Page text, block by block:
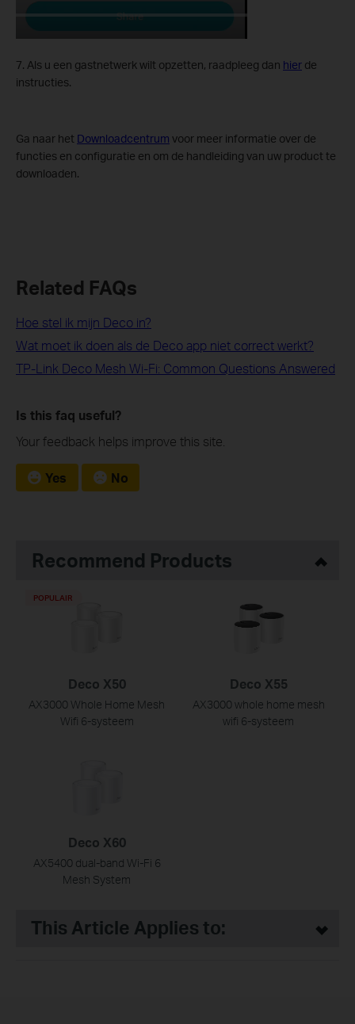
7. Als u een gastnetwerk wilt opzetten, raadpleeg dan hier de
instructies.
Ga naar het ​ Downloadcentrum voor meer informatie over de
functies en configuratie en om de handleiding van uw product te
downloaden.
Related FAQs
Hoe stel ik mijn Deco in?
Wat moet ik doen als de Deco app niet correct werkt?
TP-Link Deco Mesh Wi-Fi: Common Questions Answered
Is this faq useful?
Your feedback helps improve this site.
Yes No
Recommend Products
Deco X50
AX3000 Whole Home Mesh
Wifi 6-systeem
POPULAIR
Deco X55
AX3000 whole home mesh
wifi 6-systeem
Deco X60
AX5400 dual-band Wi-Fi 6
Mesh System
This Article Applies to: